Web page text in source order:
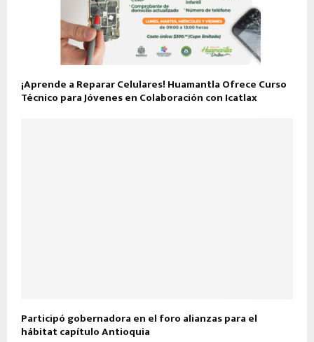
¡Aprende a Reparar Celulares! Huamantla Ofrece Curso
Técnico para Jóvenes en Colaboración con Icatlax
Participó gobernadora en el foro alianzas para el
hábitat capítulo Antioquia